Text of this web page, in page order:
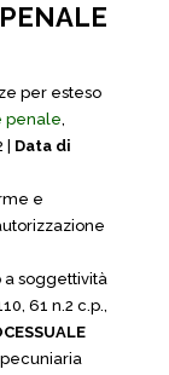
per esteso
penale,
Data di
e
a soggettività
61 n.2 c.p.,